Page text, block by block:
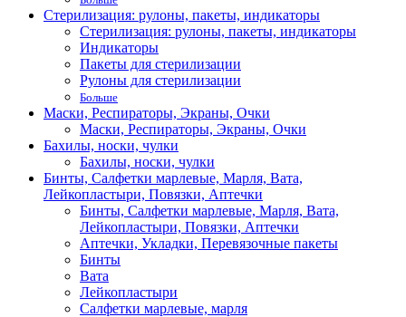
Стерилизация: рулоны, пакеты, индикаторы
Стерилизация: рулоны, пакеты, индикаторы
Индикаторы
Пакеты для стерилизации
Рулоны для стерилизации
Больше
Маски, Респираторы, Экраны, Очки
Маски, Респираторы, Экраны, Очки
Бахилы, носки, чулки
Бахилы, носки, чулки
Бинты, Салфетки марлевые, Марля, Вата,
Лейкопластыри, Повязки, Аптечки
Бинты, Салфетки марлевые, Марля, Вата,
Лейкопластыри, Повязки, Аптечки
Аптечки, Укладки, Перевязочные пакеты
Бинты
Вата
Лейкопластыри
Салфетки марлевые, марля